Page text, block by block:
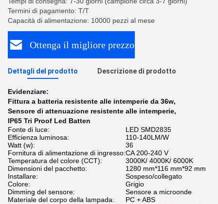
Termini di pagamento: T/T
Capacità di alimentazione: 10000 pezzi al mese
Ottenga il migliore prezzo
Dettagli del prodotto Descrizione di prodotto
Evidenziare:
Fittura a batteria resistente alle intemperie da 36w,
Sensore di attenuazione resistente alle intemperie,
IP65 Tri Proof Led Batten
Fonte di luce:
LED SMD2835
Efficienza luminosa:
110-140LM/W
Watt (w):
36
Fornitura di alimentazione di ingresso:CA 200-240 V
Temperatura del colore (CCT):
3000K/ 4000K/ 6000K
Dimensioni del pacchetto:
1280 mm*116 mm*92 mm
Installare:
Sospeso/collegato
Colore:
Grigio
Dimming del sensore:
Sensore a microonde
Materiale del corpo della lampada:
PC + ABS